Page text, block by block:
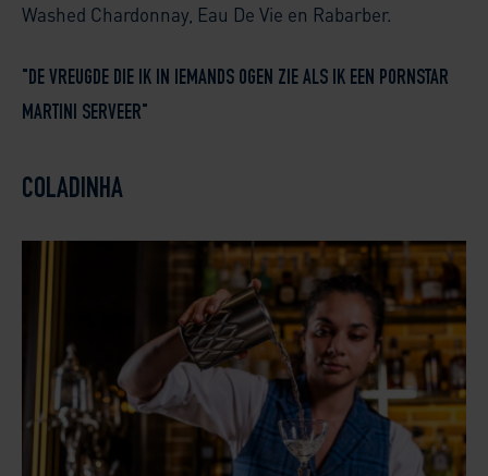
Washed Chardonnay, Eau De Vie en Rabarber.
"DE VREUGDE DIE IK IN IEMANDS OGEN ZIE ALS IK EEN PORNSTAR
MARTINI SERVEER"
COLADINHA